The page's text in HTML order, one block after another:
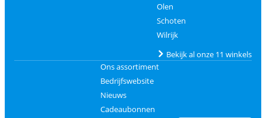
Olen
Schoten
Wilrijk
Bekijk al onze 11 winkels
Ons assortiment
Bedrijfswebsite
Nieuws
Cadeaubonnen